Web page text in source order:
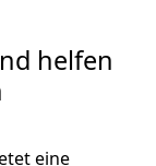
helfen
eine